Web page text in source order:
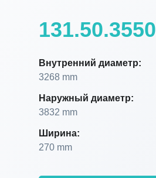
131.50.3550
Внутренний диаметр:
3268 mm
Наружный диаметр:
3832 mm
Ширина:
270 mm